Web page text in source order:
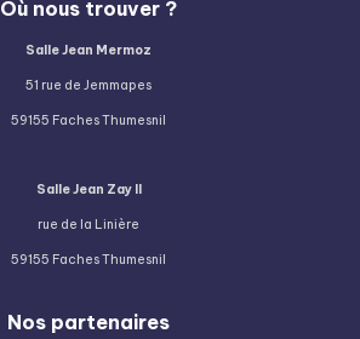
Où nous trouver ?
Salle Jean Mermoz
51 rue de Jemmapes
59155 Faches Thumesnil
Salle Jean Zay II
rue de la Linière
59155 Faches Thumesnil
Nos partenaires